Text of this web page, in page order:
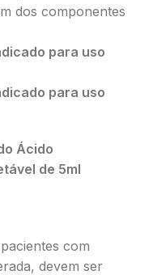
dos componentes
para uso
para uso
Ácido
de 5ml
com
devem ser